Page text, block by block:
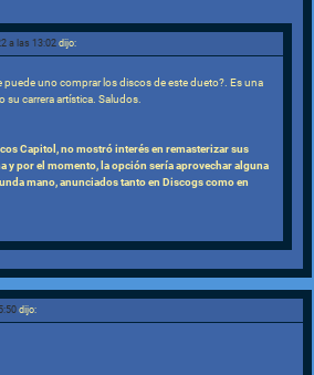
a las 13:02 dijo:
puede uno comprar los discos de este dueto?. Es una
su carrera artística. Saludos.
Capitol, no mostró interés en remasterizar sus
y por el momento, la opción sería aprovechar alguna
mano, anunciados tanto en Discogs como en
dijo: